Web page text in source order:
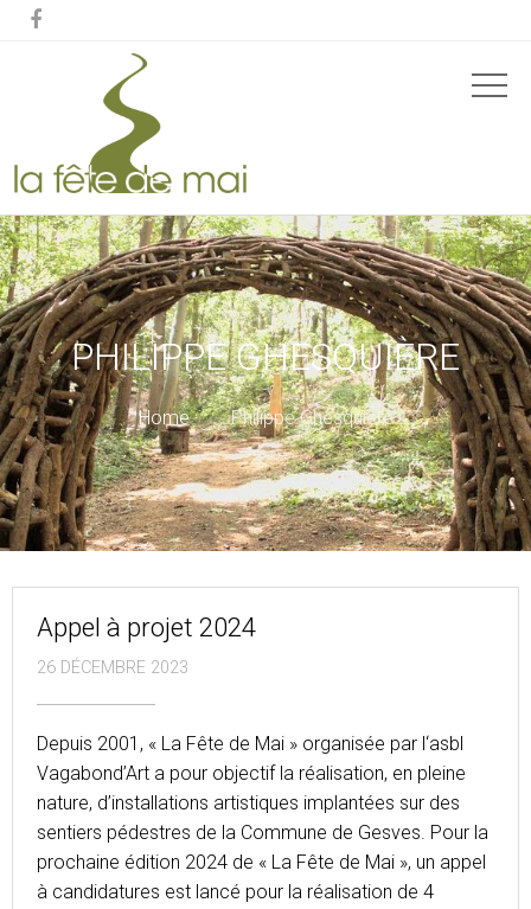

PHILIPPE GHESQUIÈRE
Home Philippe Ghesquière
Appel à projet 2024
26 DÉCEMBRE 2023
Depuis 2001, « La Fête de Mai » organisée par l‘asbl
Vagabond’Art a pour objectif la réalisation, en pleine
nature, d’installations artistiques implantées sur des
sentiers pédestres de la Commune de Gesves. Pour la
prochaine édition 2024 de « La Fête de Mai », un appel
à candidatures est lancé pour la réalisation de 4